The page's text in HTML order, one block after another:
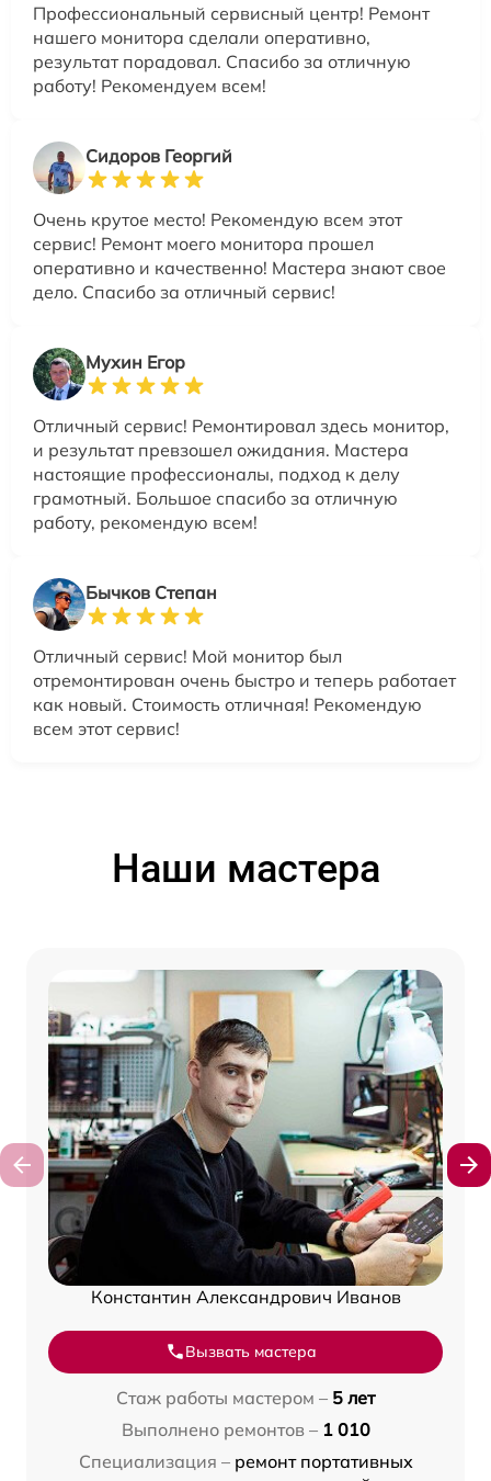
Профессиональный сервисный центр! Ремонт
нашего монитора сделали оперативно,
результат порадовал. Спасибо за отличную
работу! Рекомендуем всем!
Сидоров Георгий
Очень крутое место! Рекомендую всем этот
сервис! Ремонт моего монитора прошел
оперативно и качественно! Мастера знают свое
дело. Спасибо за отличный сервис!
Мухин Егор
Отличный сервис! Ремонтировал здесь монитор,
и результат превзошел ожидания. Мастера
настоящие профессионалы, подход к делу
грамотный. Большое спасибо за отличную
работу, рекомендую всем!
Бычков Степан
Отличный сервис! Мой монитор был
отремонтирован очень быстро и теперь работает
как новый. Стоимость отличная! Рекомендую
всем этот сервис!
Наши мастера
Константин Александрович Иванов
Вызвать мастера
Стаж работы мастером – 5 лет
Выполнено ремонтов – 1 010
Специализация – ремонт портативных